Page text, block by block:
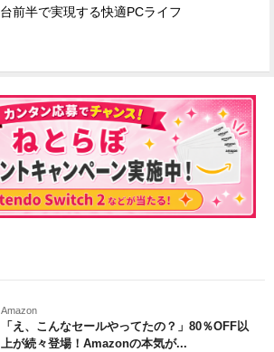
台前半で実現する快適PCライフ
Amazon
「え、こんなセールやってたの？」80％OFF以
上が続々登場！Amazonの本気が...